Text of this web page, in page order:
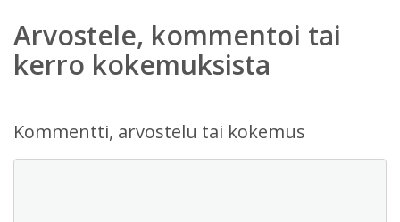
Arvostele, kommentoi tai
kerro kokemuksista
Kommentti, arvostelu tai kokemus